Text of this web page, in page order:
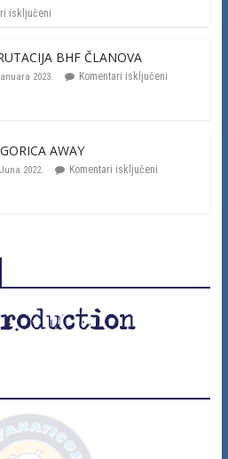
isključeni
BHF ČLANOVA
2023. Komentari isključeni
AWAY
2022. Komentari isključeni